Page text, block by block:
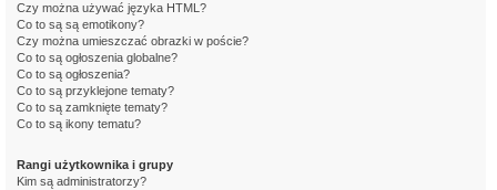
Czy można używać języka HTML?
Co to są są emotikony?
Czy można umieszczać obrazki w poście?
Co to są ogłoszenia globalne?
Co to są ogłoszenia?
Co to są przyklejone tematy?
Co to są zamknięte tematy?
Co to są ikony tematu?
Rangi użytkownika i grupy
Kim są administratorzy?